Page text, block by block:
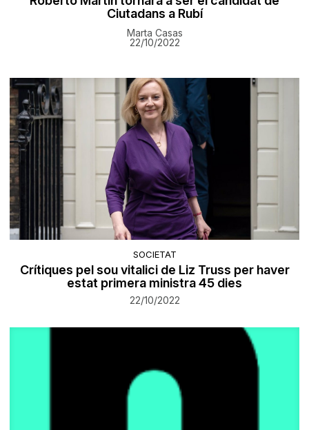
Ciutadans a Rubí
Marta Casas
22/10/2022
SOCIETAT
Crítiques pel sou vitalici de Liz Truss per haver
estat primera ministra 45 dies
22/10/2022